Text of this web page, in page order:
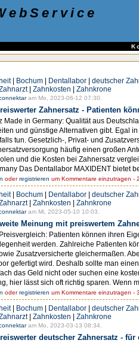
| Bochum | Dentallabor | deutscher
| Zahnkosten | Zahnkrone
am Mo, 2023-06-12 07:30.
Zahnersatz - Patienten
Made in Germany: Qualität aus
und günstige Alternativen gibt. Egal
tun. Gesetzlich-, Privat- und
häufig einen großen
und die Kosten bei Zahnersatz
Das Dentallabor MAXIDENT bietet
oderregistrieren um Kommentare einzutragen -
| Bochum | Dentallabor | deutscher
| Zahnkosten | Zahnkrone
am Mi, 2023-05-10 10:03.
Meinung mit preiswertem
Patienten können ihren
werden. Zahlreiche Patienten
Zusatzversicherte gleichermaßen.
gefertigt wird. Deshalb sollte man
das Geld nicht oder suchen eine
hier lässt sich oft richtig sparen. Wenn
oderregistrieren um Kommentare einzutragen -
| Bochum | Dentallabor | deutscher
| Zahnkosten | Zahnkrone
am Mo, 2023-03-13 08:34.
deutscher Zahnersatz -